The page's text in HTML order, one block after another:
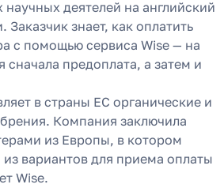
научных деятелей на английский
знает, как оплатить
с помощью сервиса Wise — на
сначала предоплата, а затем и
в страны ЕС органические и
Компания заключила
из Европы, в котором
из вариантов для приема оплаты
Wise.